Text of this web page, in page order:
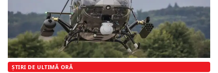
ȘTIRI DE ULTIMĂ ORĂ